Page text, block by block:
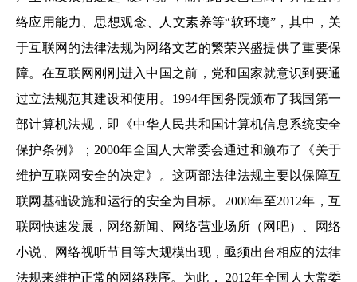
络应用能力、思想观念、人文素养等“软环境”，其中，关
于互联网的法律法规为网络文艺的繁荣兴盛提供了重要保
障。在互联网刚刚进入中国之前，党和国家就意识到要通
过立法规范其建设和使用。1994年国务院颁布了我国第一
部计算机法规，即《中华人民共和国计算机信息系统安全
保护条例》；2000年全国人大常委会通过和颁布了《关于
维护互联网安全的决定》。这两部法律法规主要以保障互
联网基础设施和运行的安全为目标。2000年至2012年，互
联网快速发展，网络新闻、网络营业场所（网吧）、网络
小说、网络视听节目等大规模出现，亟须出台相应的法律
法规来维护正常的网络秩序。为此， 2012年全国人大常委